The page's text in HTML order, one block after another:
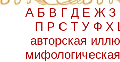
А Б В Г Д Е Ж З
П Р С Т У Ф Х
авторская